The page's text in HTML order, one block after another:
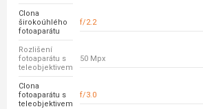
Clona
širokoúhlého
fotoaparátu
f/2.2
Rozlišení
fotoaparátu s
teleobjektivem
50 Mpx
Clona
fotoaparátu s
teleobjektivem
f/3.0